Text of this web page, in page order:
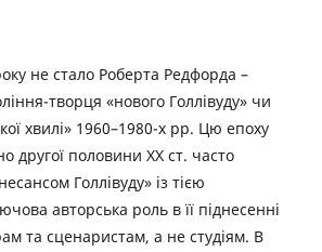
не стало Роберта Редфорда –
творця «нового Голлівуду» чи
хвилі» 1960–1980-х рр. Цю епоху
другої половини ХХ ст. часто
Голлівуду» із тією
авторська роль в її піднесенні
та сценаристам, а не студіям. В